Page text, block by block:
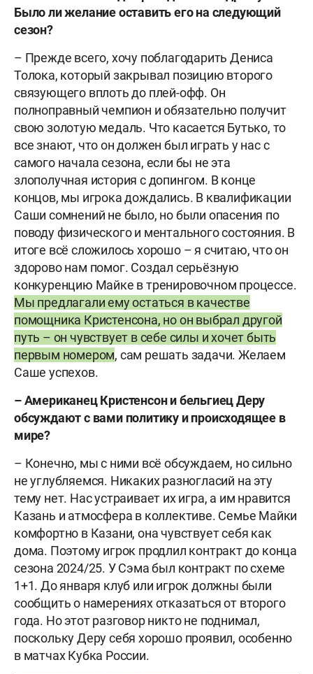
Было ли желание оставить его на следующий
сезон?
– Прежде всего, хочу поблагодарить Дениса
Толока, который закрывал позицию второго
связующего вплоть до плей-офф. Он
полноправный чемпион и обязательно получит
свою золотую медаль. Что касается Бутько, то
все знают, что он должен был играть у нас с
самого начала сезона, если бы не эта
злополучная история с допингом. В конце
концов, мы игрока дождались. В квалификации
Саши сомнений не было, но были опасения по
поводу физического и ментального состояния. В
итоге всё сложилось хорошо – я считаю, что он
здорово нам помог. Создал серьёзную
конкуренцию Майке в тренировочном процессе.
Мы предлагали ему остаться в качестве
помощника Кристенсона, но он выбрал другой
путь – он чувствует в себе силы и хочет быть
первым номером, сам решать задачи. Желаем
Саше успехов.
– Американец Кристенсон и бельгиец Деру
обсуждают с вами политику и происходящее в
мире?
– Конечно, мы с ними всё обсуждаем, но сильно
не углубляемся. Никаких разногласий на эту
тему нет. Нас устраивает их игра, а им нравится
Казань и атмосфера в коллективе. Семье Майки
комфортно в Казани, она чувствует себя как
дома. Поэтому игрок продлил контракт до конца
сезона 2024/25. У Сэма был контракт по схеме
1+1. До января клуб или игрок должны были
сообщить о намерениях отказаться от второго
года. Но этот разговор никто не поднимал,
поскольку Деру себя хорошо проявил, особенно
в матчах Кубка России.